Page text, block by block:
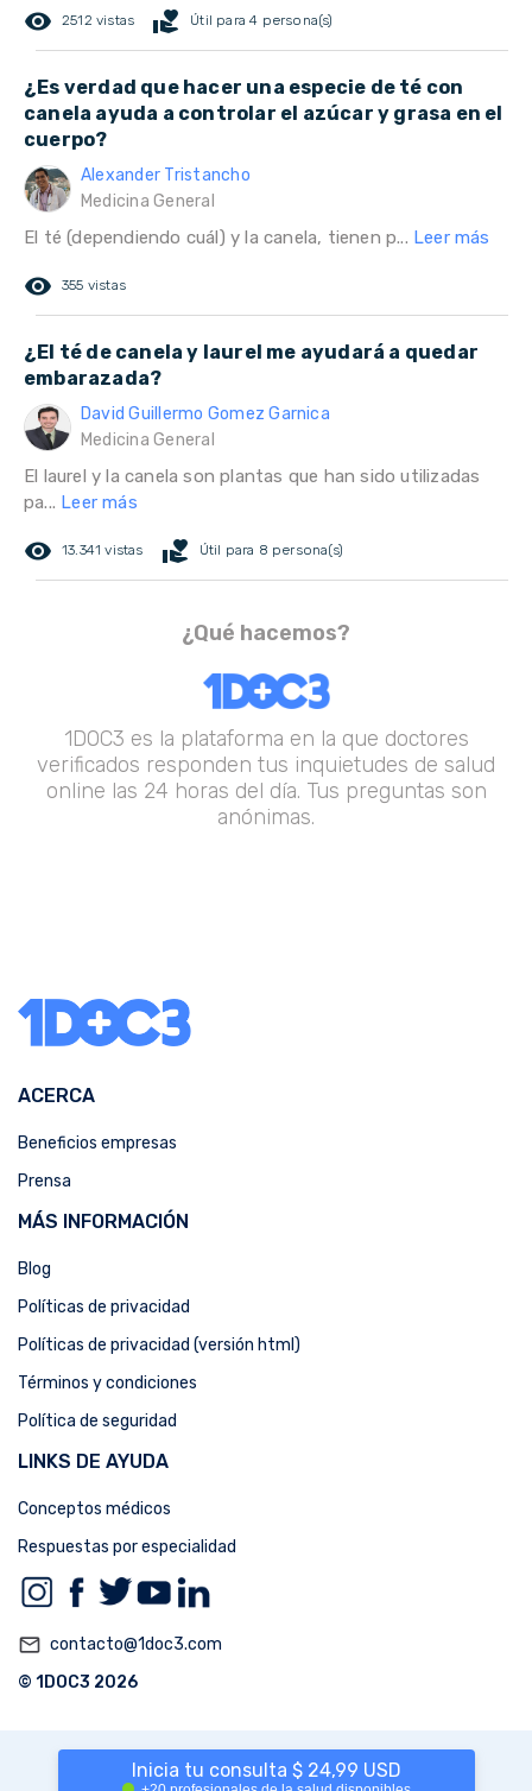
remove_red_eye 2512 vistas volunteer_activism Útil para 4 persona(s)
¿Es verdad que hacer una especie de té con
canela ayuda a controlar el azúcar y grasa en el
cuerpo?
Alexander Tristancho
Medicina General
El té (dependiendo cuál) y la canela, tienen p... Leer más
remove_red_eye 355 vistas
¿El té de canela y laurel me ayudará a quedar
embarazada?
David Guillermo Gomez Garnica
Medicina General
El laurel y la canela son plantas que han sido utilizadas
pa... Leer más
remove_red_eye 13.341 vistas volunteer_activism Útil para 8 persona(s)
¿Qué hacemos?
1DOC3 es la plataforma en la que doctores
verificados responden tus inquietudes de salud
online las 24 horas del día. Tus preguntas son
anónimas.
Inicia tu consulta $ 24,99 USD
ACERCA
Beneficios empresas
Prensa
MÁS INFORMACIÓN
Blog
Políticas de privacidad
Políticas de privacidad (versión html)
Términos y condiciones
Política de seguridad
LINKS DE AYUDA
Conceptos médicos
Respuestas por especialidad
mail_outline contacto@1doc3.com
© 1DOC3 2026